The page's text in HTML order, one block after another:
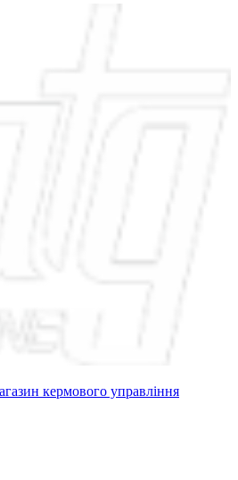
кермового управління